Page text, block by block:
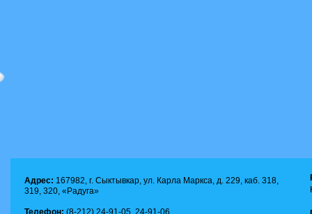
Адрес: 167982, г. Сыктывкар, ул. Карла Маркса, д. 229, каб. 318,
319, 320, «Радуга»
Телефон: (8-212) 24-91-05, 24-91-06.